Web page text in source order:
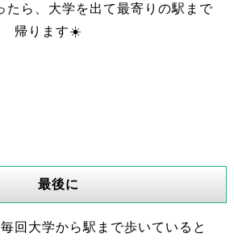
たら、大学を出て最寄りの駅まで
帰ります☀️
最後に
回大学から駅まで歩いていると